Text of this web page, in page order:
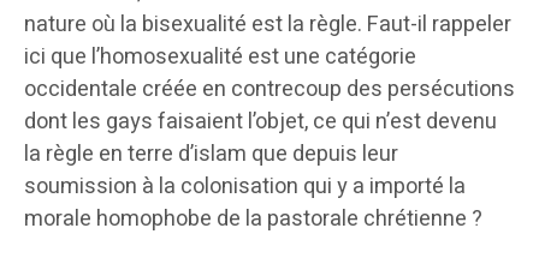
nature où la bisexualité est la règle. Faut-il rappeler
ici que l’homosexualité est une catégorie
occidentale créée en contrecoup des persécutions
dont les gays faisaient l’objet, ce qui n’est devenu
la règle en terre d’islam que depuis leur
soumission à la colonisation qui y a importé la
morale homophobe de la pastorale chrétienne ?